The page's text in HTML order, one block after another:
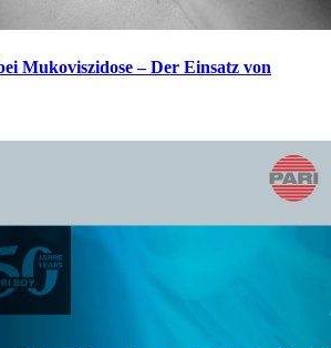
Mukoviszidose – Der Einsatz von